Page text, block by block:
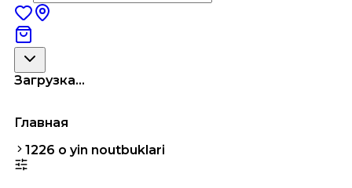
Загрузка...
Главная
1226 o yin noutbuklari